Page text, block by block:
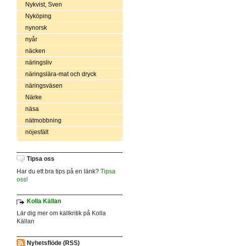
Nykvist, Sven
Nyköping
nynorsk
nyår
näcken
näringsliv
näringslära-mat och dryck
näringsväsen
Närke
näsa
nätmobbning
nöjesfält
Tipsa oss
Har du ett bra tips på en länk? Tipsa
oss!
Kolla Källan
Lär dig mer om källkritik på Kolla
Källan
Nyhetsflöde (RSS)